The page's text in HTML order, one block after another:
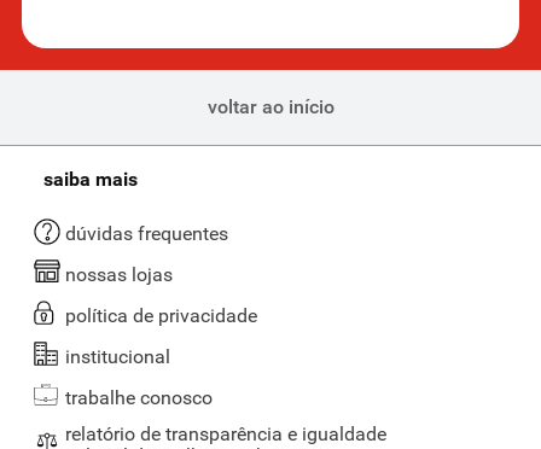
voltar ao início
saiba mais
dúvidas frequentes
nossas lojas
política de privacidade
institucional
trabalhe conosco
relatório de transparência e igualdade